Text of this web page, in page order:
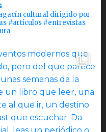
cultural dirigido por
#artículos #entrevistas